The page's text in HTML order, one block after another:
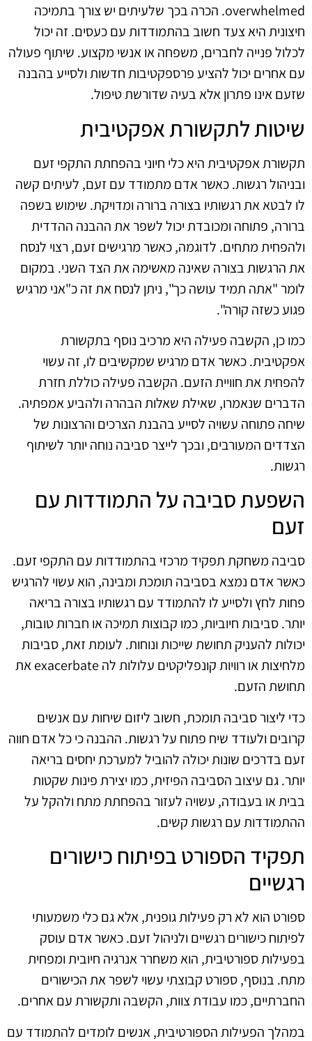
overwhelmed. הכרה בכך שלעיתים יש צורך בתמיכה
חיצונית היא צעד חשוב בהתמודדות עם כעסים. זה יכול
לכלול פנייה לחברים, משפחה או אנשי מקצוע. שיתוף פעולה
עם אחרים יכול להציע פרספקטיבות חדשות ולסייע בהבנה
שזעם אינו פתרון אלא בעיה שדורשת טיפול.
שיטות לתקשורת אפקטיבית
תקשורת אפקטיבית היא כלי חיוני בהפחתת התקפי זעם
ובניהול רגשות. כאשר אדם מתמודד עם זעם, לעיתים קשה
לו לבטא את רגשותיו בצורה ברורה ומדויקת. שימוש בשפה
ברורה, פתוחה ומכובדת יכול לשפר את ההבנה ההדדית
ולהפחית מתחים. לדוגמה, כאשר מרגישים זעם, רצוי לנסח
את הרגשות בצורה שאינה מאשימה את הצד השני. במקום
לומר "אתה תמיד עושה כך", ניתן לנסח את זה כ"אני מרגיש
פגוע כשזה קורה".
כמו כן, הקשבה פעילה היא מרכיב נוסף בתקשורת
אפקטיבית. כאשר אדם מרגיש שמקשיבים לו, זה עשוי
להפחית את חוויית הזעם. הקשבה פעילה כוללת חזרת
הדברים שנאמרו, שאילת שאלות הבהרה ולהביע אמפתיה.
שיחה פתוחה עשויה לסייע בהבנת הצרכים והרצונות של
הצדדים המעורבים, ובכך לייצר סביבה נוחה יותר לשיתוף
רגשות.
השפעת סביבה על התמודדות עם
זעם
סביבה משחקת תפקיד מרכזי בהתמודדות עם התקפי זעם.
כאשר אדם נמצא בסביבה תומכת ומבינה, הוא עשוי להרגיש
פחות לחץ ולסייע לו להתמודד עם רגשותיו בצורה בריאה
יותר. סביבות חיוביות, כמו קבוצות תמיכה או חברות טובות,
יכולות להעניק תחושת שייכות ונוחות. לעומת זאת, סביבות
מלחיצות או רוויות קונפליקטים עלולות לה exacerbate את
תחושת הזעם.
כדי ליצור סביבה תומכת, חשוב ליזום שיחות עם אנשים
קרובים ולעודד שיח פתוח על רגשות. ההבנה כי כל אדם חווה
זעם בדרכים שונות יכולה להוביל למערכת יחסים בריאה
יותר. גם עיצוב הסביבה הפיזית, כמו יצירת פינות שקטות
בבית או בעבודה, עשויה לעזור בהפחתת מתח ולהקל על
ההתמודדות עם רגשות קשים.
תפקיד הספורט בפיתוח כישורים
רגשיים
ספורט הוא לא רק פעילות גופנית, אלא גם כלי משמעותי
לפיתוח כישורים רגשיים ולניהול זעם. כאשר אדם עוסק
בפעילות ספורטיבית, הוא משחרר אנרגיה חיובית ומפחית
מתח. בנוסף, ספורט קבוצתי עשוי לשפר את הכישורים
החברתיים, כמו עבודת צוות, הקשבה ותקשורת עם אחרים.
במהלך הפעילות הספורטיבית, אנשים לומדים להתמודד עם